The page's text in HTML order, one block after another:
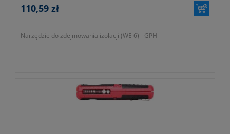
110,59 zł
Narzędzie do zdejmowania izolacji (WE 6) - GPH